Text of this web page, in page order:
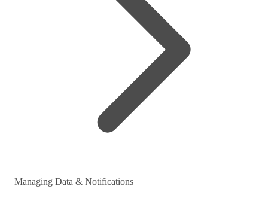
Managing Data & Notifications